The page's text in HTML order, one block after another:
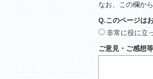
なお、この欄か
Q.このページは
非常に役に立
ご意見・ご感想